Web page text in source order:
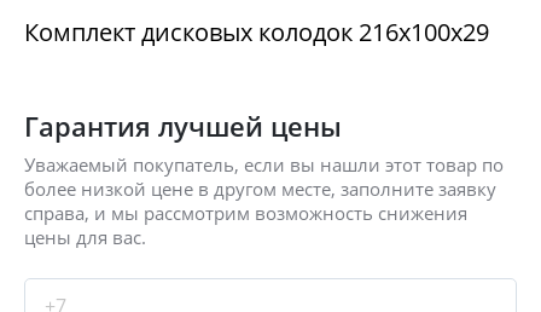
Комплект дисковых колодок 216x100x29
Гарантия лучшей цены
Уважаемый покупатель, если вы нашли этот товар по
более низкой цене в другом месте, заполните заявку
справа, и мы рассмотрим возможность снижения
цены для вас.